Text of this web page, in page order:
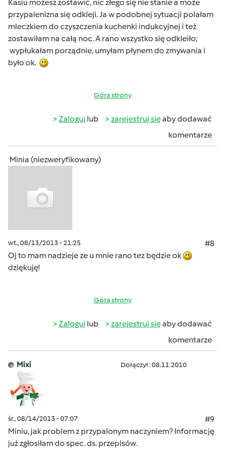
Kasiu możesz zostawić, nic złego się nie stanie a może
przypalenizna się odkleji. Ja w podobnej sytuacji polałam
mleczkiem do czyszczenia kuchenki indukcyjnej i też
zostawiłam na całą noc. A rano wszystko się odkleiło;
wypłukałam porządnie, umyłam płynem do zmywania i
było ok.
Góra strony
Zaloguj lub zarejestruj sięaby dodawać
komentarze
Minia (niezweryfikowany)
wt., 08/13/2013 - 21:25
#8
Oj to mam nadzieje ze u mnie rano tez będzie ok
dziękuję!
Góra strony
Zaloguj lub zarejestruj sięaby dodawać
komentarze
Mixi Dołączył : 08.11.2010
śr., 08/14/2013 - 07:07
#9
Miniu, jak problem z przypalonym naczyniem? Informację
już zgłosiłam do spec. ds. przepisów.